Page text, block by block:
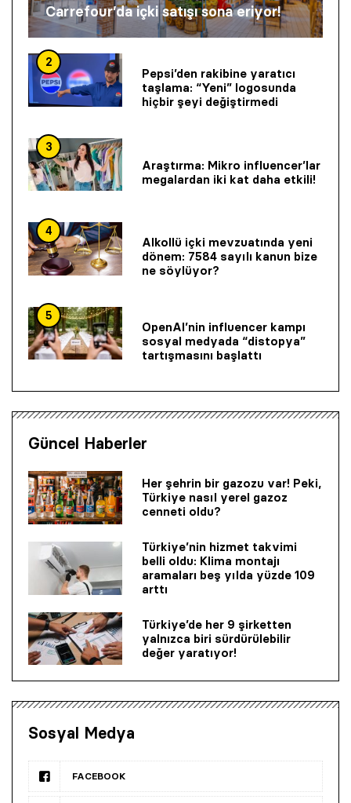
Carrefour’da içki satışı sona eriyor!
2
Pepsi’den rakibine yaratıcı
taşlama: “Yeni” logosunda
hiçbir şeyi değiştirmedi
3
Araştırma: Mikro influencer’lar
megalardan iki kat daha etkili!
4
Alkollü içki mevzuatında yeni
dönem: 7584 sayılı kanun bize
ne söylüyor?
5
OpenAI’nin influencer kampı
sosyal medyada “distopya”
tartışmasını başlattı
Güncel Haberler
Her şehrin bir gazozu var! Peki,
Türkiye nasıl yerel gazoz
cenneti oldu?
Türkiye’nin hizmet takvimi
belli oldu: Klima montajı
aramaları beş yılda yüzde 109
arttı
Türkiye’de her 9 şirketten
yalnızca biri sürdürülebilir
değer yaratıyor!
Sosyal Medya
FACEBOOK